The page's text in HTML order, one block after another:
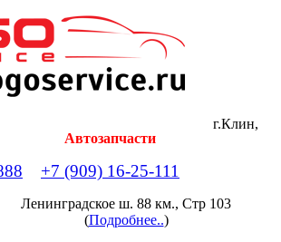
Автозапчасти
+7 (909) 16-25-111
г.Клин,
Ленинградское ш. 88 км., Стр 103
(Подробнее..)